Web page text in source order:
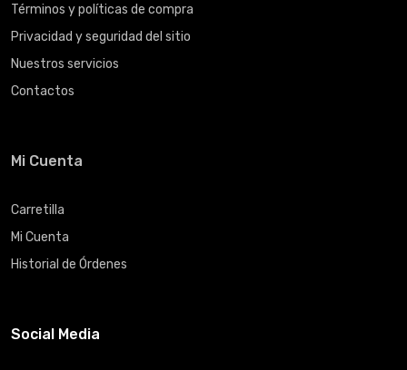
Términos y políticas de compra
Privacidad y seguridad del sitio
Nuestros servicios
Contactos
Mi Cuenta
Carretilla
Mi Cuenta
Historial de Órdenes
Social Media